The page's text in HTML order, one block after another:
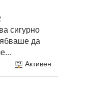
сигурно
да
Активен